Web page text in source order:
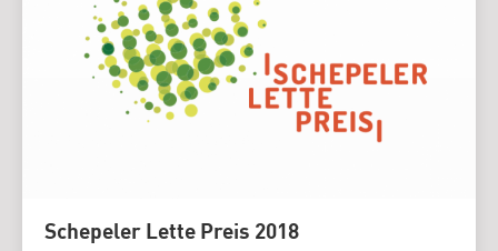
Schepeler Lette Preis 2018